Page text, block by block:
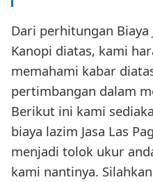
Dari perhitungan Biaya
Kanopi diatas, kami
memahami kabar
pertimbangan dalam
Berikut ini kami
biaya lazim Jasa Las
menjadi tolok ukur
kami nantinya.